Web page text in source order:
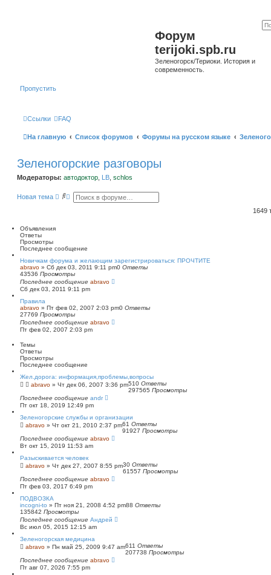
Форум
terijoki.spb.ru
Зеленогорск/Териоки. История и
современность.
Пропустить
Ссылки FAQ
На главную Список форумов Форумы на русском языке
Зеленогорские разговоры
Модераторы: автодоктор LB schlos
Новая тема
П Р
н
ы
й
п
о
и
1649
Объявления
Ответы
Просмотры
Последнее сообщение
Новичкам форума и желающим зарегистрироваться: ПРОЧТИТЕ
abravo » Сб дек 03, 2011 9:11 pm0 Ответы
43536 Просмотры
Последнее сообщение abravo
Сб дек 03, 2011 9:11 pm
Правила
abravo » Пт фев 02, 2007 2:03 pm0 Ответы
27769 Просмотры
Последнее сообщение abravo
Пт фев 02, 2007 2:03 pm
Темы
Ответы
Просмотры
Последнее сообщение
Жел.дорога: информация,проблемы,вопросы
abravo » Чт дек 06, 2007 3:36 pm510 Ответы
297565 Просмотры
Последнее сообщение andr
Пт окт 18, 2019 12:49 pm
Зеленогорские службы и организации
abravo » Чт окт 21, 2010 2:37 pm61 Ответы
91927 Просмотры
Последнее сообщение abravo
Вт окт 15, 2019 11:53 am
Разыскивается человек
abravo » Чт дек 27, 2007 8:55 pm30 Ответы
61557 Просмотры
Последнее сообщение abravo
Пт фев 03, 2017 6:49 pm
ПОДВОЗКА
incogni-to » Пт ноя 21, 2008 4:52 pm88 Ответы
135842 Просмотры
Последнее сообщение Андрей
Вс июл 05, 2015 12:15 am
Зеленогорская медицина
abravo » Пн май 25, 2009 9:47 am611 Ответы
207738 Просмотры
Последнее сообщение abravo
Пт авг 07, 2026 7:55 pm